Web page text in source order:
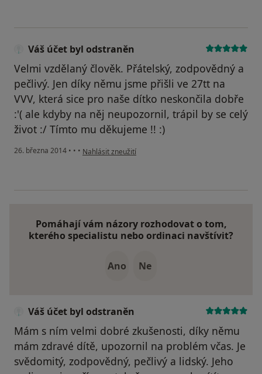
Váš účet byl odstraněn
Velmi vzdělaný člověk. Přátelský, zodpovědný a
pečlivý. Jen díky němu jsme přišli ve 27tt na
VVV, která sice pro naše dítko neskončila dobře
:'( ale kdyby na něj neupozornil, trápil by se celý
život :/ Tímto mu děkujeme !! :)
26. března 2014 • • • podle názoru uživatele Váš účet byl odstraněn
Nahlásit zneužití
Pomáhají vám názory rozhodovat o tom,
kterého specialistu nebo ordinaci navštívit?
Ano Ne
Váš účet byl odstraněn
Mám s ním velmi dobré zkušenosti, díky němu
mám zdravé dítě, upozornil na problém včas. Je
svědomitý, zodpovědný, pečlivý a lidský. Jeho